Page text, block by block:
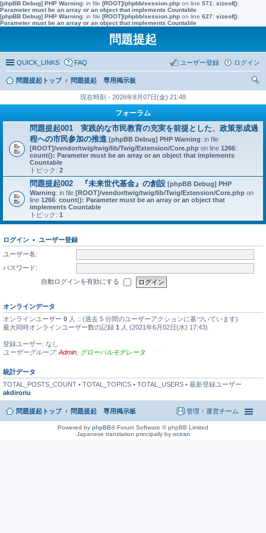
[phpBB Debug] PHP Warning: in file [ROOT]/phpbb/session.php on line 571 : sizeof():
Parameter must be an array or an object that implements Countable
[phpBB Debug] PHP Warning: in file [ROOT]/phpbb/session.php on line 627: sizeof():
Parameter must be an array or an object that implements Countable
問題提起
QUICK_LINKS FAQ ログイン
ユーザー登録
問題提起トップ
問題提起 専用掲示板
現在時刻 - 2026年8月07日(金) 21:48
フォーラム
問題提起001 実践的な市民教育の充実を前提とした、政策形成過
程への市民参加の推進 [phpBB Debug] PHP Warning: in file
[ROOT]/vendor/twig/twig/lib/Twig/Extension/Core.php on line 1266:
count(): Parameter must be an array or an object that implements
Countable
トピック: 2
問題提起002 『未来世代基金』の創設 [phpBB Debug] PHP
Warning: in file [ROOT]/vendor/twig/twig/lib/Twig/Extension/Core.php on
line 1266: count(): Parameter must be an array or an object that
implements Countable
トピック: 1
ログイン • ユーザー登録
ユーザー名:
パスワード:
自動ログインを有効にする
オンラインデータ
オンラインユーザー 0 人 :: (過去 5 分間のユーザーアクションに基づいています)
最大同時オンラインユーザー数の記録 1 人 (2021年6月02日(水) 17:43)
登録ユーザー: なし
ユーザーグループ: Admin グローバルモデレータ
統計データ
TOTAL_POSTS_COUNT • TOTAL_TOPICS • TOTAL_USERS • 最新登録ユーザー
akdiroriu
問題提起トップ 問題提起 専用掲示板 管理・運営チーム
Powered by phpBB® Forum Software © phpBB Limited
Japanese translation principally by ocean